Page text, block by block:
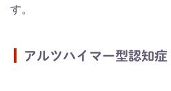
す。
アルツハイマー型認知症